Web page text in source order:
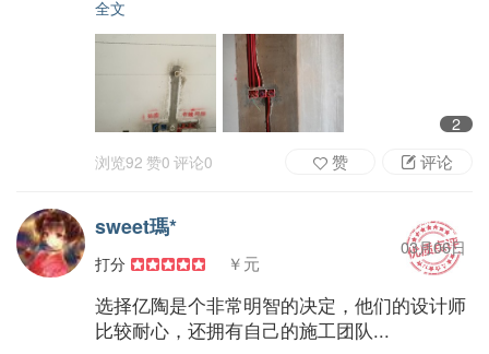
全文
2
浏览92 赞0 评论0 评论
赞
sweet瑪*
打分 ￥元
03月06日
选择亿陶是个非常明智的决定，他们的设计师
比较耐心，还拥有自己的施工团队...